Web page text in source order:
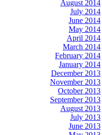
August 2014
July 2014
June 2014
May 2014
April 2014
March 2014
February 2014
January 2014
December 2013
November 2013
October 2013
September 2013
August 2013
July 2013
June 2013